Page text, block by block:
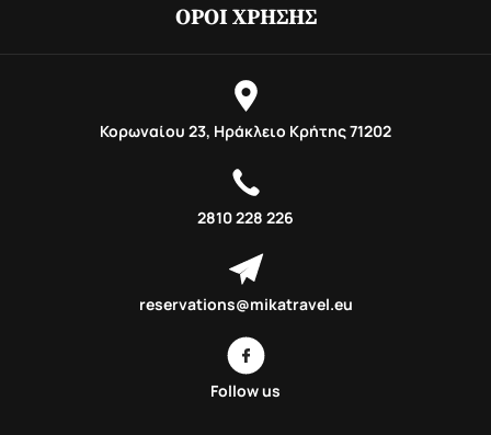
ΌΡΟΙ ΧΡΉΣΗΣ
Κορωναίου 23, Ηράκλειο Κρήτης 71202
2810 228 226
reservations@mikatravel.eu
Follow us